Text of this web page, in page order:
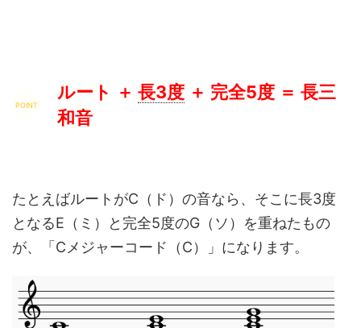
ルート ＋ 長3度 ＋ 完全5度 ＝ 長三
和音
たとえばルートがC（ド）の音なら、そこに長3度
となるE（ミ）と完全5度のG（ソ）を重ねたもの
が、「Cメジャーコード（C）」になります。